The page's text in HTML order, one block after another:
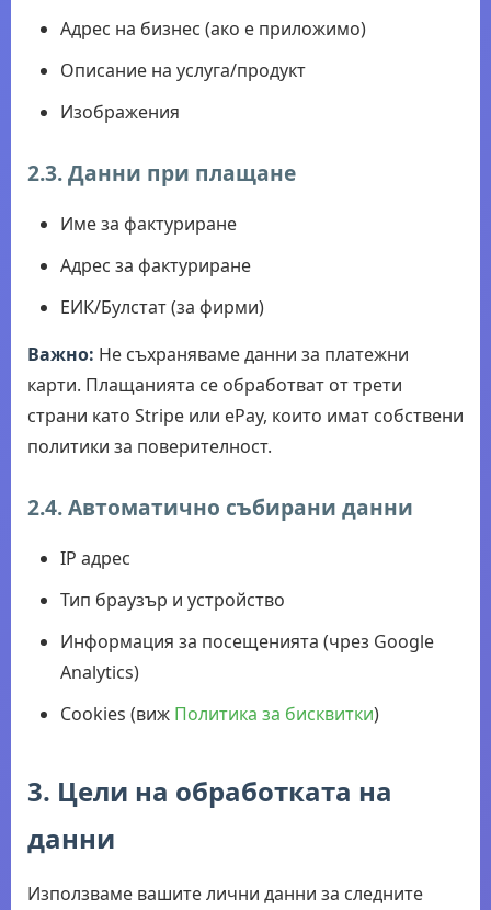
Адрес на бизнес (ако е приложимо)
Описание на услуга/продукт
Изображения
2.3. Данни при плащане
Име за фактуриране
Адрес за фактуриране
ЕИК/Булстат (за фирми)
Важно: Не съхраняваме данни за платежни
карти. Плащанията се обработват от трети
страни като Stripe или ePay, които имат собствени
политики за поверителност.
2.4. Автоматично събирани данни
IP адрес
Тип браузър и устройство
Информация за посещенията (чрез Google
Analytics)
Cookies (виж Политика за бисквитки)
3. Цели на обработката на
данни
Използваме вашите лични данни за следните